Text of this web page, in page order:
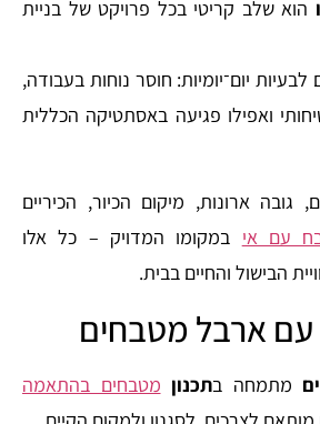
הוא שלב קריטי בכל פרויקט של בניית
לבעיות יום־יומיות: חוסר נוחות בעבודה,
ואפילו פגיעה באסתטיקה הכללית
גובה ארונות, מיקום הכיור, הכיריים
עם אי במקומו המדויק – כל אלו
הבישול והחיים בבית.
עם ארבל מטבחים
מתמחה בתכנון מטבחים בהתאמה